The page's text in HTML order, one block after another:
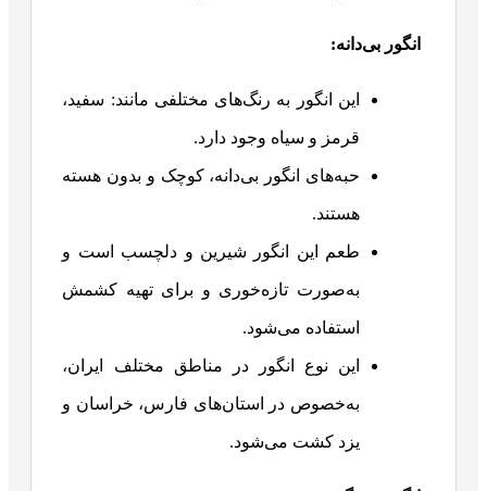
انگور بی‌دانه:
این انگور به رنگ‌های مختلفی مانند: سفید،
قرمز و سیاه وجود دارد.
حبه‌های انگور بی‌دانه، کوچک و بدون هسته
هستند.
طعم این انگور شیرین و دلچسب است و
به‌صورت تازه‌خوری و برای تهیه کشمش
استفاده می‌شود.
این نوع انگور در مناطق مختلف ایران،
به‌خصوص در استان‌های فارس، خراسان و
یزد کشت می‌شود.